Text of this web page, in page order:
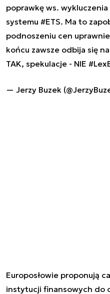
poprawkę ws.
systemu #ETS. Ma to
podnoszeniu cen
końcu zawsze odbija się
TAK, spekulacje - NIE
— Jerzy Buzek
Europosłowie proponują
instytucji finansowych do